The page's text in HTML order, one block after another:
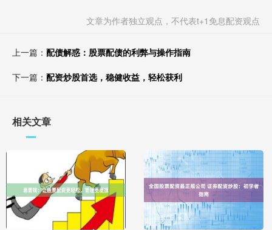
文章为作者独立观点，不代表t+1免息配资观点
上一篇： 配债解惑：股票配债的利弊与操作指南
下一篇： 配资炒股首选，稳健收益，轻松获利
相关文章